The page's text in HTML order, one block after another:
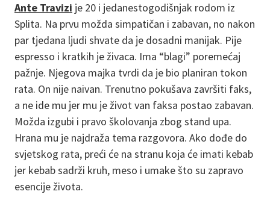
Ante Travizi je 20 i jedanestogodišnjak rodom iz
Splita. Na prvu možda simpatičan i zabavan, no nakon
par tjedana ljudi shvate da je dosadni manijak. Pije
espresso i kratkih je živaca. Ima “blagi” poremećaj
pažnje. Njegova majka tvrdi da je bio planiran tokon
rata. On nije naivan. Trenutno pokušava završiti faks,
a ne ide mu jer mu je život van faksa postao zabavan.
Možda izgubi i pravo školovanja zbog stand upa.
Hrana mu je najdraža tema razgovora. Ako dođe do
svjetskog rata, preći će na stranu koja će imati kebab
jer kebab sadrži kruh, meso i umake što su zapravo
esencije života.